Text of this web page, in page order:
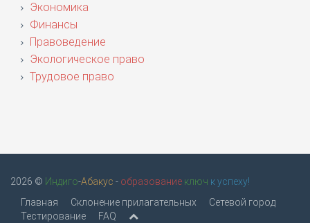
Экономика
Финансы
Правоведение
Экологическое право
Трудовое право
2026 © Индиго-Абакус - образование ключ к успеху!
Главная
Склонение прилагательных
Сетевой город
Тестирование
FAQ